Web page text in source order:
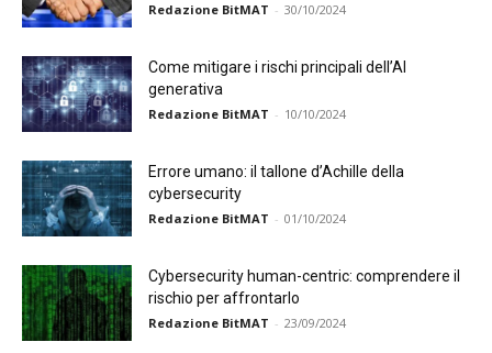
Redazione BitMAT - 30/10/2024
Come mitigare i rischi principali dell’AI
generativa
Redazione BitMAT - 10/10/2024
Errore umano: il tallone d’Achille della
cybersecurity
Redazione BitMAT - 01/10/2024
Cybersecurity human-centric: comprendere il
rischio per affrontarlo
Redazione BitMAT - 23/09/2024